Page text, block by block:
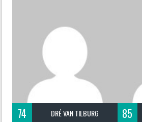
74 DRÉ VAN TILBURG 85